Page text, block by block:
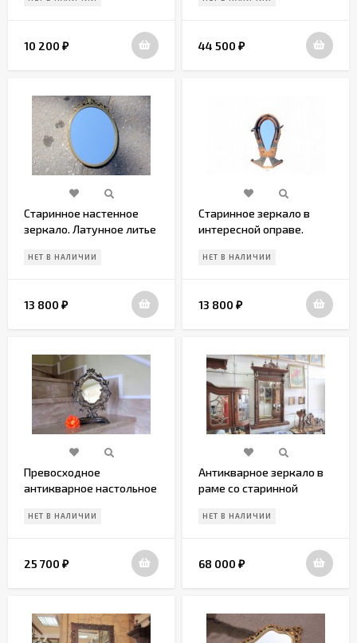
10 200 ₽ 44 500 ₽
Старинное настенное
зеркало. Латунное литье
НЕТ В НАЛИЧИИ
13 800 ₽
Старинное зеркало в
интересной оправе.
НЕТ В НАЛИЧИИ
13 800 ₽
Превосходное
антикварное настольное
века
НЕТ В НАЛИЧИИ
25 700 ₽
Антикварное зеркало в
раме со старинной
НЕТ В НАЛИЧИИ
68 000 ₽